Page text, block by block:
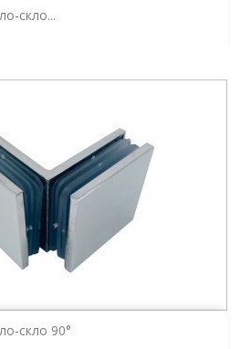
скло...
скло 90°